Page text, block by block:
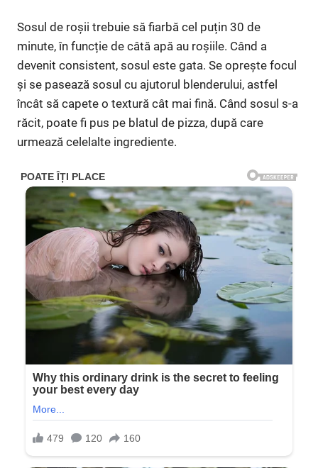
Sosul de roșii trebuie să fiarbă cel puțin 30 de
minute, în funcție de câtă apă au roșiile. Când a
devenit consistent, sosul este gata. Se oprește focul
și se pasează sosul cu ajutorul blenderului, astfel
încât să capete o textură cât mai fină. Când sosul s-a
răcit, poate fi pus pe blatul de pizza, după care
urmează celelalte ingrediente.